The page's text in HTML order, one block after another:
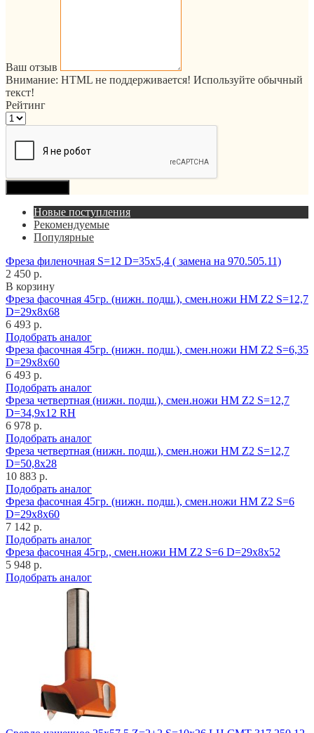
Ваш отзыв
Внимание: HTML не поддерживается! Используйте обычный
текст!
Рейтинг
Новые поступления
Рекомендуемые
Популярные
Фреза филеночная S=12 D=35x5,4 ( замена на 970.505.11)
2 450 р.
В корзину
Фреза фасочная 45гр. (нижн. подш.), смен.ножи HM Z2 S=12,7
D=29x8x68
6 493 р.
Подобрать аналог
Фреза фасочная 45гр. (нижн. подш.), смен.ножи HM Z2 S=6,35
D=29x8x60
6 493 р.
Подобрать аналог
Фреза четвертная (нижн. подш.), смен.ножи HM Z2 S=12,7
D=34,9x12 RH
6 978 р.
Подобрать аналог
Фреза четвертная (нижн. подш.), смен.ножи HM Z2 S=12,7
D=50,8x28
10 883 р.
Подобрать аналог
Фреза фасочная 45гр. (нижн. подш.), смен.ножи HM Z2 S=6
D=29x8x60
7 142 р.
Подобрать аналог
Фреза фасочная 45гр., смен.ножи HM Z2 S=6 D=29x8x52
5 948 р.
Подобрать аналог